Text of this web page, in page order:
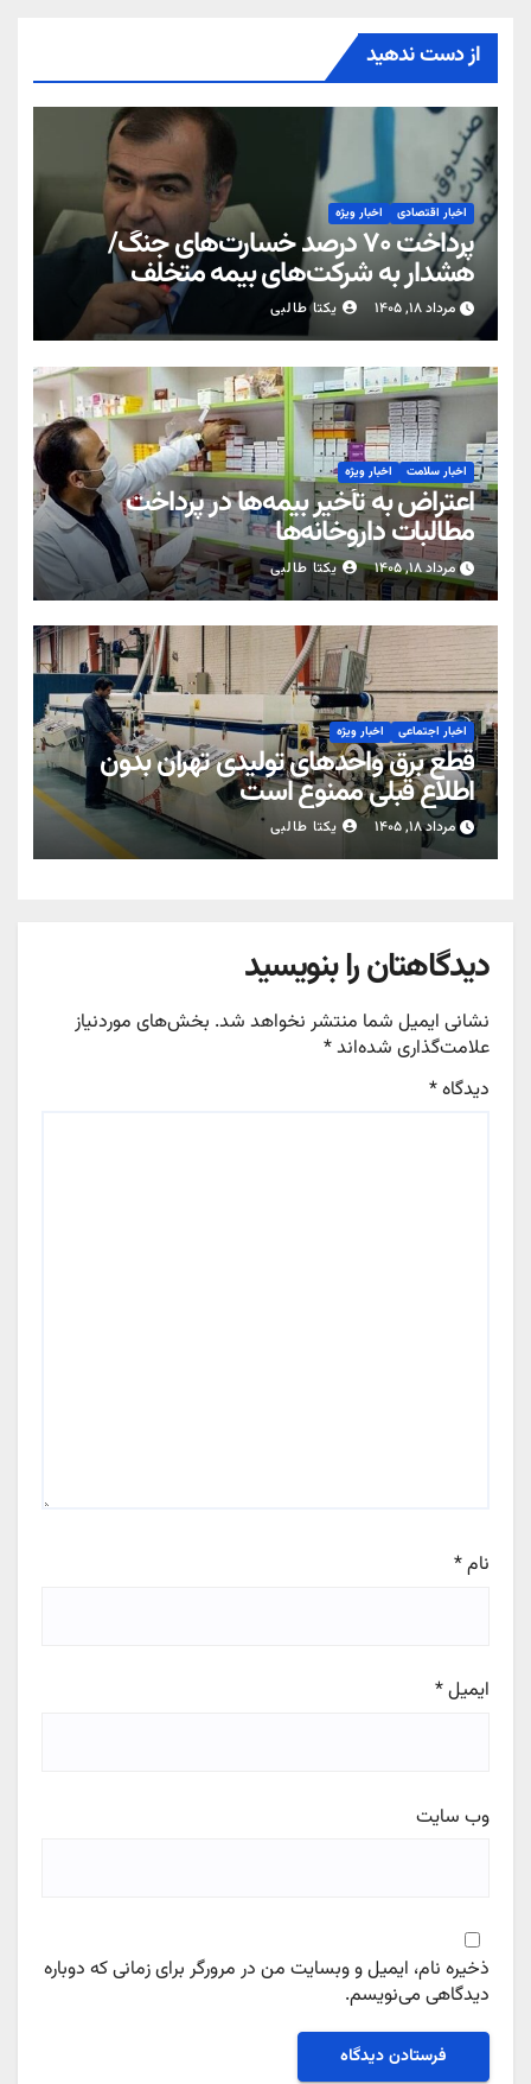
از دست ندهید
اخبار اقتصادی اخبار ویژه
پرداخت ۷۰ درصد خسارت‌های جنگ/
هشدار به شرکت‌های بیمه متخلف
مرداد ۱۸, ۱۴۰۵ یکتا طالبی
اخبار سلامت اخبار ویژه
اعتراض به تأخیر بیمه‌ها در پرداخت
مطالبات داروخانه‌ها
مرداد ۱۸, ۱۴۰۵ یکتا طالبی
اخبار اجتماعی اخبار ویژه
قطع برق واحدهای تولیدی تهران بدون
اطلاع قبلی ممنوع است
مرداد ۱۸, ۱۴۰۵ یکتا طالبی
دیدگاهتان را بنویسید
نشانی ایمیل شما منتشر نخواهد شد. بخش‌های موردنیاز
علامت‌گذاری شده‌اند*
دیدگاه*
نام*
ایمیل*
وب‌ سایت
ذخیره نام، ایمیل و وبسایت من در مرورگر برای زمانی که دوباره
دیدگاهی می‌نویسم.